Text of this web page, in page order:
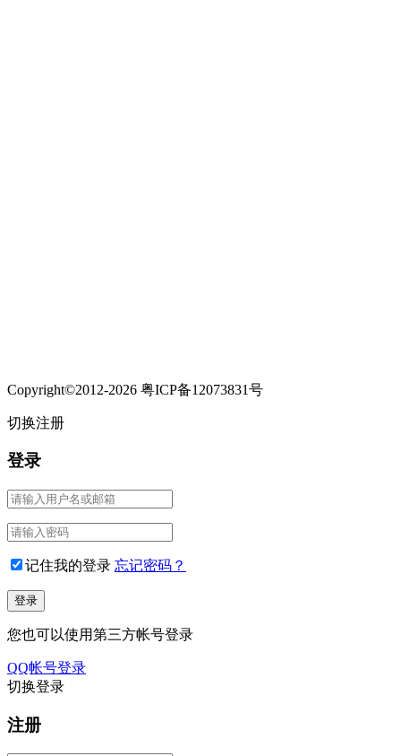
Copyright©2012-2026 粤ICP备12073831号
切换注册
登录
记住我的登录 忘记密码？
您也可以使用第三方帐号登录
QQ帐号登录
切换登录
注册